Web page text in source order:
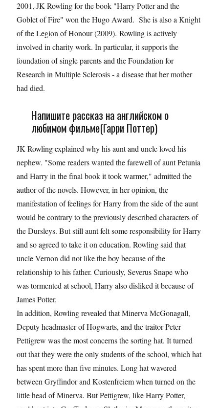
2001, JK Rowling for the book "Harry Potter and the
Goblet of Fire" won the Hugo Award. She is also a Knight
of the Legion of Honour (2009). Rowling is actively
involved in charity work. In particular, it supports the
foundation of single parents and the Foundation for
Research in Multiple Sclerosis - a disease that her mother
had died.
Напишите рассказ на английском о
любимом фильме(Гарри Поттер)
JK Rowling explained why his aunt and uncle loved his
nephew. "Some readers wanted the farewell of aunt Petunia
and Harry in the final book it took warmer," admitted the
author of the novels. However, in her opinion, the
manifestation of feelings for Harry from the side of the aunt
would be contrary to the previously described characters of
the Dursleys. But still aunt felt some responsibility for Harry
and so agreed to take it on education. Rowling said that
uncle Vernon did not like the boy because of the
relationship to his father. Curiously, Severus Snape who
was tormented at school, Harry also disliked it because of
James Potter.
In addition, Rowling revealed that Minerva McGonagall,
Deputy headmaster of Hogwarts, and the traitor Peter
Pettigrew was the most concerns the sorting hat. It turned
out that they were the only students of the school, which hat
has spent more than five minutes. Long hat wavered
between Gryffindor and Kostenfreiem when turned on the
little head of Minerva. But Pettigrew, like Harry Potter,